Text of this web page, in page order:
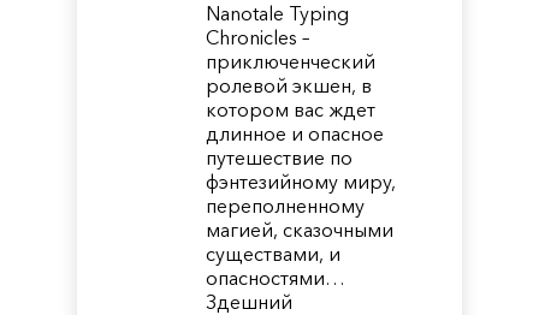
Nanotale Typing
Chronicles –
приключенческий
ролевой экшен, в
котором вас ждет
длинное и опасное
путешествие по
фэнтезийному миру,
переполненному
магией, сказочными
существами, и
опасностями…
Здешний